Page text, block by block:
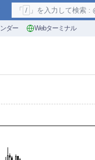
ダー Webターミナル
「 / 」を入力して検索 :